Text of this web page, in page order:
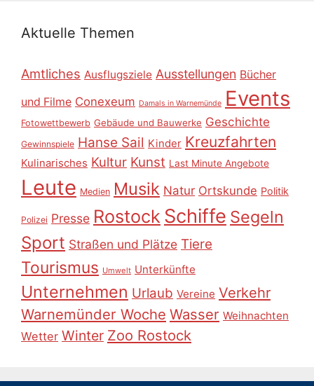
Aktuelle Themen
Amtliches Ausflugsziele Ausstellungen Bücher
und Filme Conexeum Damals in Warnemünde Events
Fotowettbewerb Gebäude und Bauwerke Geschichte
Gewinnspiele Hanse Sail Kinder Kreuzfahrten
Kulinarisches Kultur Kunst Last Minute Angebote
Leute Medien Musik Natur Ortskunde Politik
Polizei Presse Rostock Schiffe Segeln
Sport Straßen und Plätze Tiere
Tourismus Umwelt Unterkünfte
Unternehmen Urlaub Vereine Verkehr
Warnemünder Woche Wasser Weihnachten
Wetter Winter Zoo Rostock